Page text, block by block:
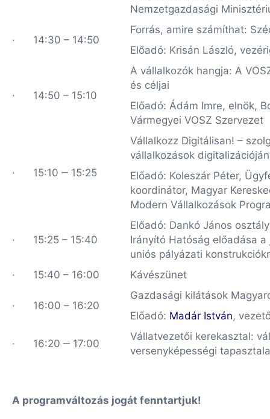
Nemzetgazdasági
· 14:30 – 14:50
Forrás, amire számíthat:
Előadó: Krisán László,
· 14:50 – 15:10
A vállalkozók hangja: A
és céljai
Előadó: Ádám Imre, elnök,
Vármegyei VOSZ Szervezet
· 15:10 ‒ 15:25
Vállalkozz Digitálisan! –
vállalkozások
Előadó: Koleszár Péter,
koordinátor, Magyar
Modern Vállalkozások
· 15:25 – 15:40
Előadó: Dankó János
Irányító Hatóság előadása
uniós pályázati
· 15:40 – 16:00
Kávészünet
· 16:00 – 16:20
Gazdasági kilátások
Előadó: Madár István,
· 16:20 ‒ 17:00
Vállatvezetői kerekasztal:
versenyképességi
A programváltozás jogát fenntartjuk!